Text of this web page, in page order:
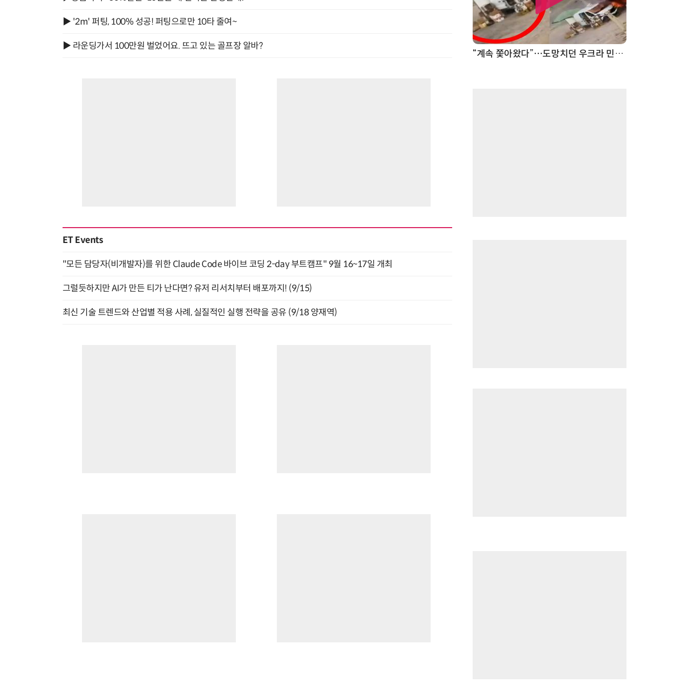
▶ '2m' 퍼팅, 100% 성공! 퍼팅으로만 10타 줄여~
▶ 라운딩가서 100만원 벌었어요. 뜨고 있는 골프장 알바?
ET Events
"모든 담당자(비개발자)를 위한 Claude Code 바이브 코딩 2-day 부트캠프" 9월 16~17일 개최
그럴듯하지만 AI가 만든 티가 난다면? 유저 리서치부터 배포까지! (9/15)
최신 기술 트렌드와 산업별 적용 사례, 실질적인 실행 전략을 공유 (9/18 양재역)
“계속 쫓아왔다”…도망치던 우크라 민간인 공격한 러 자폭 드론